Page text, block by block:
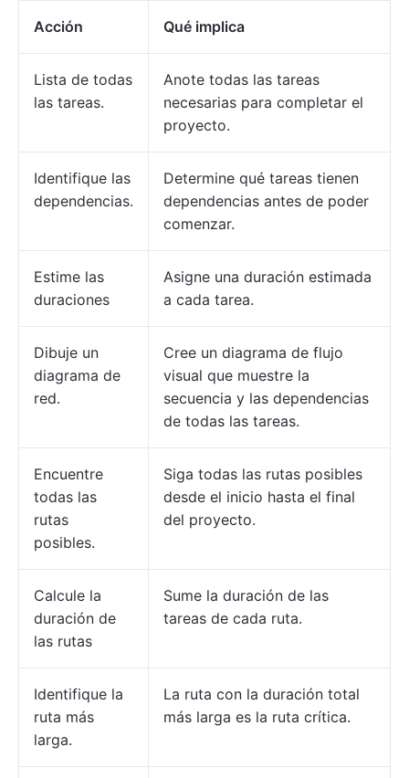
Acción Qué implica
Lista de todas
las tareas.
Anote todas las tareas
necesarias para completar el
proyecto.
Identifique las
dependencias.
Determine qué tareas tienen
dependencias antes de poder
comenzar.
Estime las
duraciones
Asigne una duración estimada
a cada tarea.
Dibuje un
diagrama de
red.
Cree un diagrama de flujo
visual que muestre la
secuencia y las dependencias
de todas las tareas.
Encuentre
todas las
rutas
posibles.
Siga todas las rutas posibles
desde el inicio hasta el final
del proyecto.
Calcule la
duración de
las rutas
Sume la duración de las
tareas de cada ruta.
Identifique la
ruta más
larga.
La ruta con la duración total
más larga es la ruta crítica.